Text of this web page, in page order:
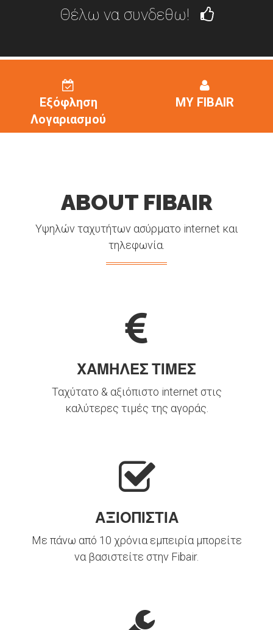
Θέλω να συνδεθω!
Εξόφληση
Λογαριασμού
MY FIBAIR
ABOUT FIBAIR
Υψηλών ταχυτήτων ασύρματο internet και
τηλεφωνία.
ΧΑΜΗΛΕΣ ΤΙΜΕΣ
Ταχύτατο & αξιόπιστο internet στις
καλύτερες τιμές της αγοράς.
ΑΞΙΟΠΙΣΤΙΑ
Με πάνω από 10 χρόνια εμπειρία μπορείτε
να βασιστείτε στην Fibair.